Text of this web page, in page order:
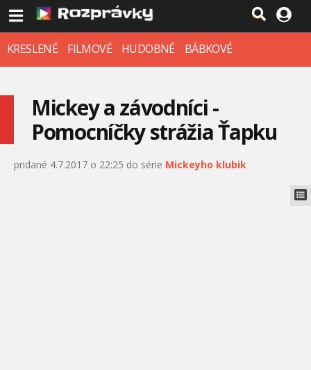
KRESLENÉ FILMOVÉ HUDOBNÉ BÁBKOVÉ
Mickey a závodníci -
Pomocníčky strážia Ťapku
pridané 4.7.2017 o 22:25 do série Mickeyho klubik